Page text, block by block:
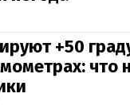
+50
что